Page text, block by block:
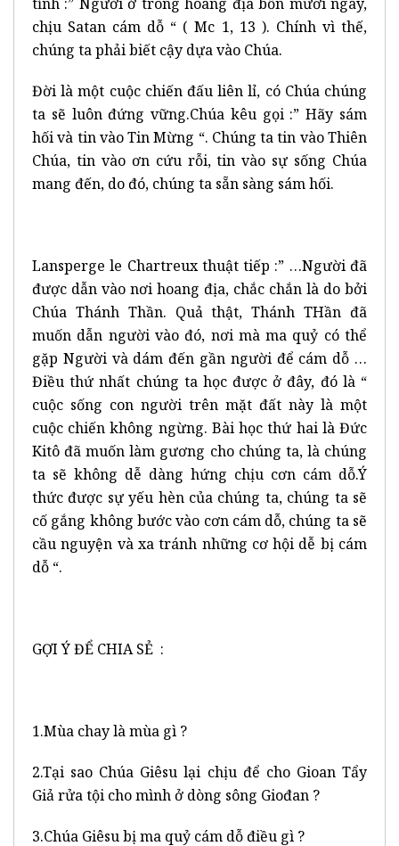
chịu Satan cám dỗ “ ( Mc 1, 13 ). Chính vì thế,
chúng ta phải biết cậy dựa vào Chúa.
Đời là một cuộc chiến đấu liên lỉ, có Chúa chúng
ta sẽ luôn đứng vững.Chúa kêu gọi :” Hãy sám
hối và tin vào Tin Mừng “. Chúng ta tin vào Thiên
Chúa, tin vào ơn cứu rỗi, tin vào sự sống Chúa
mang đến, do đó, chúng ta sẵn sàng sám hối.
Lansperge le Chartreux thuật tiếp :” …Người đã
được dẫn vào nơi hoang địa, chắc chắn là do bởi
Chúa Thánh Thần. Quả thật, Thánh THần đã
muốn dẫn người vào đó, nơi mà ma quỷ có thể
gặp Người và dám đến gần người để cám dỗ …
Điều thứ nhất chúng ta học được ở đây, đó là “
cuộc sống con người trên mặt đất này là một
cuộc chiến không ngừng. Bài học thứ hai là Đức
Kitô đã muốn làm gương cho chúng ta, là chúng
ta sẽ không dễ dàng hứng chịu cơn cám dỗ.Ý
thức được sự yếu hèn của chúng ta, chúng ta sẽ
cố gắng không bước vào cơn cám dỗ, chúng ta sẽ
cầu nguyện và xa tránh những cơ hội dễ bị cám
dỗ “.
GỢI Ý ĐỂ CHIA SẺ :
1.Mùa chay là mùa gì ?
2.Tại sao Chúa Giêsu lại chịu để cho Gioan Tẩy
Giả rửa tội cho mình ở dòng sông Giođan ?
3.Chúa Giêsu bị ma quỷ cám dỗ điều gì ?